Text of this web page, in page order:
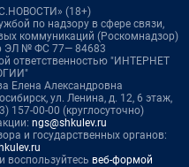
(18+)
по надзору в сфере связи,
коммуникаций (Роскомнадзор)
ЭЛ № ФС 77— 84683
ответственностью "ИНТЕРНЕТ
Елена Александровна
ул. Ленина, д. 12, 6 этаж,
157-00-00 (круглосуточно)
ngs@shkulev.ru
и государственных органов:
воспользуйтесь веб-формой